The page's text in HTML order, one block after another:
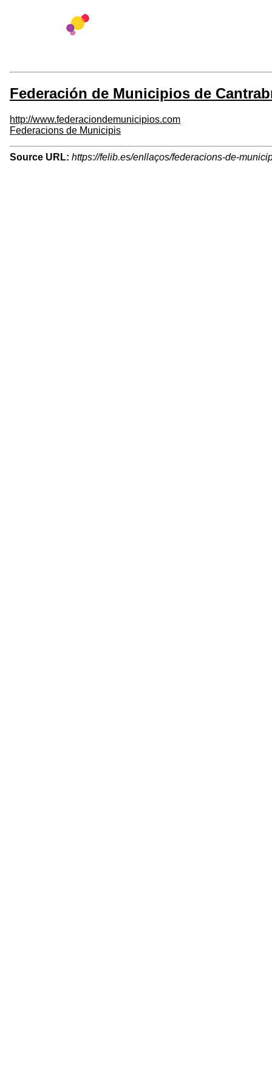
Federación de Municipios de
http://www.federaciondemunicipios.com
Federacions de Municipis
Source URL: https://felib.es/enllaços/federacions-de-